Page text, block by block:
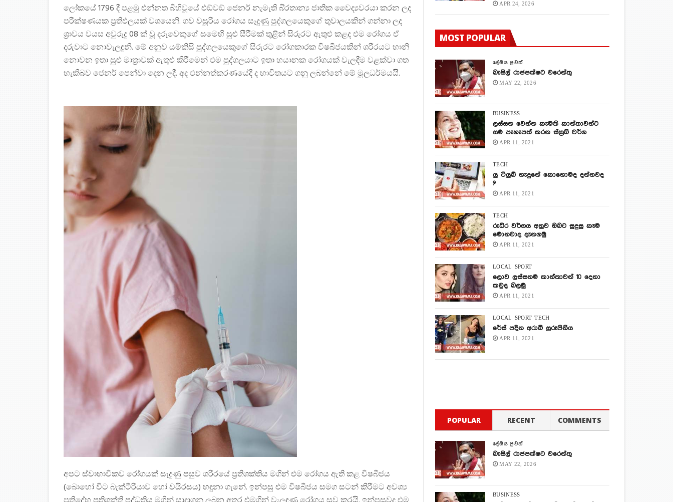
ලෝකයේ 1796 දී පළමු එන්නත බිහිවූයේ එඞ්වඞ් ජෙනර් නැමැති බි‍්‍රතාන්‍ය ජාතික වෛද්‍යවරයා කරන ලද
පරීක්ෂණයක ප‍්‍රතිඵලයක් වශයෙනි. ගව වසූරිය රෝගය සෑදුණු පුද්ගලයෙකුගේ තුවාලයකින් ගන්නා ලද
ශ‍්‍රාවය වයස අවුරුදු 08 ක් වූ දරුවෙකුගේ සමෙහි සුළු සීරීමක් තුළින් සිරුරට ඇතුළු කළද එම රෝගය ඒ
දරුවාට නොවැලඳුනි. මේ අනුව යම්කිසි පුද්ගලයෙකුගේ සිරුරට රෝගකාරක විෂබීජයකින් ශරීරයට හානි
නොවන ඉතා සුළු මාත‍්‍රාවක් ඇතුළු කිරීමෙන් එම පුද්ගලයාට ඉතා භයානක රෝගයක් වැලඳීම වළක්වා ගත
හැකිබව ජෙනර් පෙන්වා දෙන ලදී. අද එන්නත්කරණයේදී ද භාවිතයට ගනු ලබන්නේ මේ මූලධර්මයයිි.
අපට ස්වාභාවිකව රෝගයක් සෑදුණු පසුව ශරීරයේ ප‍්‍රතිශක්තිය මගින් එම රෝගය ඇති කළ විෂබීජය
(බොහෝ විට බැක්ටීරියාව හෝ වයිරසය) හඳුනා ගැනේ. ඉන්පසු එම විෂබීජය සමග සටන් කිරීමට අවශ්‍ය
APR 24, 2026
MOST POPULAR
දේශිය පුවත්
බැසිල් රාජපක්ෂට වරෙන්තු
MAY 22, 2026
BUSINESS
ලස්සන වෙන්න කැමති කාන්තාවන්ට
සම පැහැපත් කරන ස්ක්‍රබ් වර්ග
APR 11, 2021
TECH
යු ටියුබ් හැදුනේ කොහොමද දන්නවද
?
APR 11, 2021
TECH
රුධිර වර්ගය අනුව ඔබට සුදුසු කෑම
මොනවාද දැනගමු
APR 11, 2021
LOCAL SPORT
ලොව ලස්සනම කාන්තාවන් 10 දෙනා
කවුද බලමු
APR 11, 2021
LOCAL SPORT TECH
රේස් පදින අරාබි සුරූපිනිය
APR 11, 2021
POPULAR RECENT COMMENTS
දේශිය පුවත්
බැසිල් රාජපක්ෂට වරෙන්තු
MAY 22, 2026
BUSINESS